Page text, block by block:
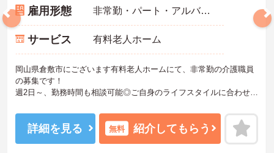
雇用形態 非常勤・パート・アルバイト
サービス 有料老人ホーム
岡山県倉敷市にございます有料老人ホームにて、非常勤の介護職員
の募集です！
週2日～、勤務時間も相談可能◎ご自身のライフスタイルに合わせて
福利厚生も充実しており、長期的な就業ができる環境が整っていま
す◎
ご興味がありましたら、詳細をお伝えしますので、お気軽にお問い
詳細を見る 無料 紹介してもらう